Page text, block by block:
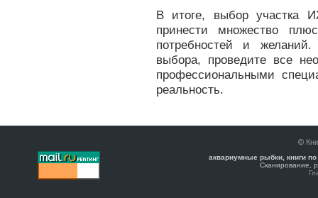
В итоге, выбор участка
принести множество
потребностей и
выбора, проведите все
профессиональными
реальность.
©
аквариумные рыбки, книги
Сканирование,